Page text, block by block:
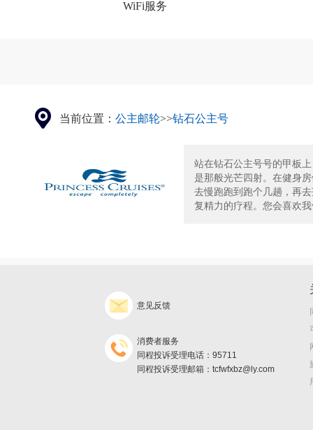
WiFi服务
当前位置： 公主邮轮>>钻石公主号
站在钻石公主号号的甲板
是那般光芒四射。在健身
去慢跑跑到跑个几趟，再去
复精力的疗程。您会喜欢
意见反馈
消费者服务
同程投诉受理电话：95711
同程投诉受理邮箱：tcfwfxbz@ly.com